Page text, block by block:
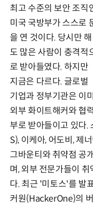
최고 수준의 보안 조직
미국 국방부가 스스로
을 연 것이다. 당시만 해
도 많은 사람이 충격적
로 받아들였다. 하지만
지금은 다르다. 글로벌
기업과 정부기관은 이미
외부 화이트해커와 협
부로 받아들이고 있다.
S), 이케아, 어도비, 제
그바운티와 취약점 공
며, 외부 전문가들이
다. 최근 '미토스'를 발
커원(HackerOne)의